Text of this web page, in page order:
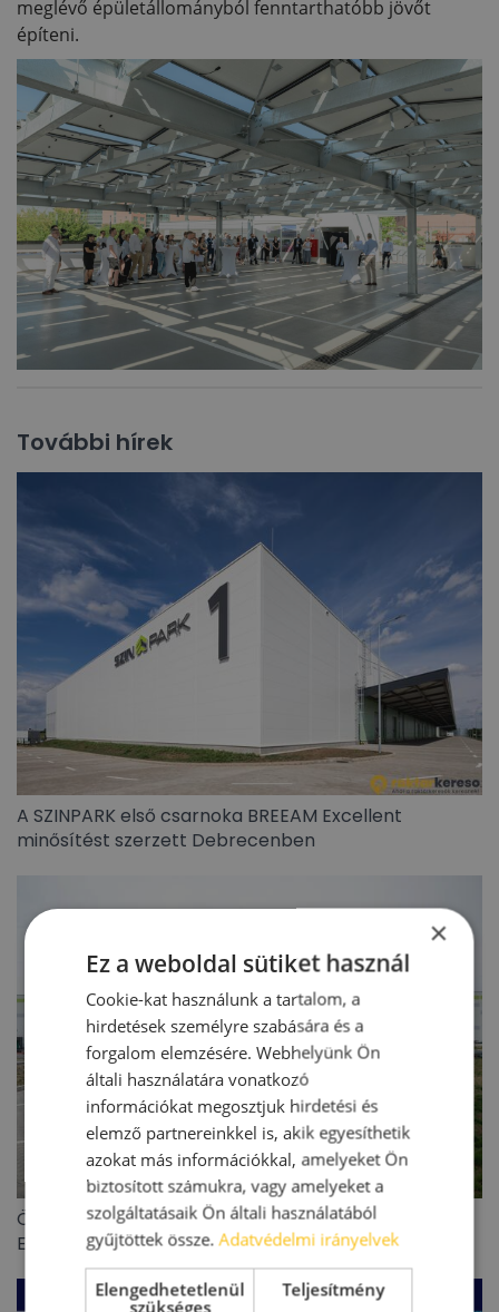
meglévő épületállományból fenntarthatóbb jövőt
építeni.
További hírek
A SZINPARK első csarnoka BREEAM Excellent
minősítést szerzett Debrecenben
Öt új energiatárolót állított üzembe a Futureal
Energy Partners
×
Ez a weboldal sütiket használ
Cookie-kat használunk a tartalom, a
hirdetések személyre szabására és a
forgalom elemzésére. Webhelyünk Ön
általi használatára vonatkozó
információkat megosztjuk hirdetési és
elemző partnereinkkel is, akik egyesíthetik
azokat más információkkal, amelyeket Ön
biztosított számukra, vagy amelyeket a
szolgáltatásaik Ön általi használatából
gyűjtöttek össze.Adatvédelmi irányelvek
Elengedhetetlenül
szükséges
Teljesítmény